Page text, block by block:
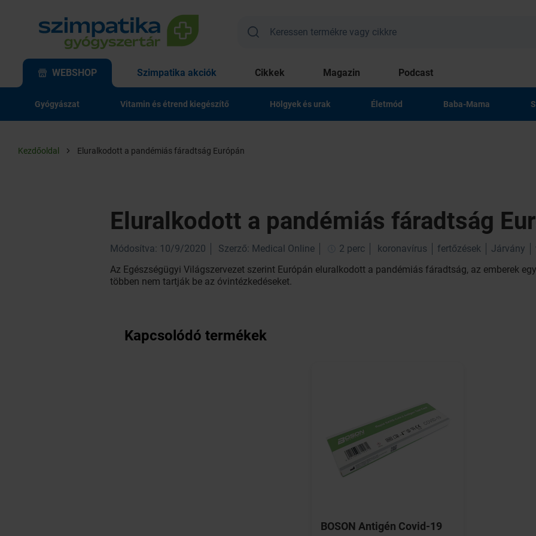
WEBSHOP Szimpatika akciók Cikkek Magazin Podcast
Gyógyászat Vitamin és étrend kiegészítő Hölgyek és urak Életmód Baba-Mama
Kezdőoldal Eluralkodott a pandémiás fáradtság Európán
Eluralkodott a pandémiás fáradtság
Módosítva: 10/9/2020 Szerző: Medical Online 2 perc koronavírus fertőzések Járvány
Az Egészségügyi Világszervezet szerint Európán eluralkodott a pandémiás fáradtság, az emberek
többen nem tartják be az óvintézkedéseket.
Kapcsolódó termékek
BOSON Antigén Covid-19